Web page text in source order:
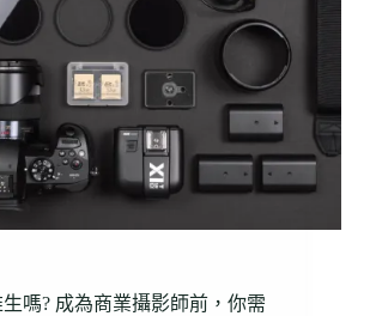
嗎? 成為商業攝影師前，你需